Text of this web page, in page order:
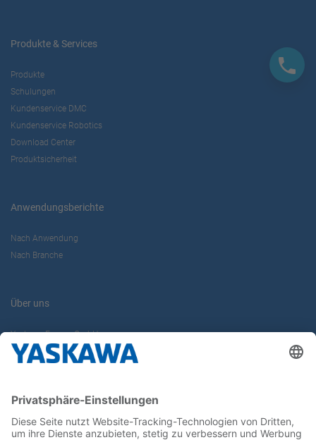
Produkte & Services
Produkte
Schulungen
Kundenservice DMC
Kundenservice Robotics
Download Center
Produktsicherheit
Anwendungsberichte
Nach Anwendung
Nach Branche
Über uns
Yaskawa Europe GmbH
Karriere
Newsletter